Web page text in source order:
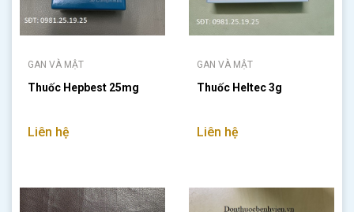
GAN VÀ MẬT
Thuốc Hepbest 25mg
Liên hệ
GAN VÀ MẬT
Thuốc Heltec 3g
Liên hệ